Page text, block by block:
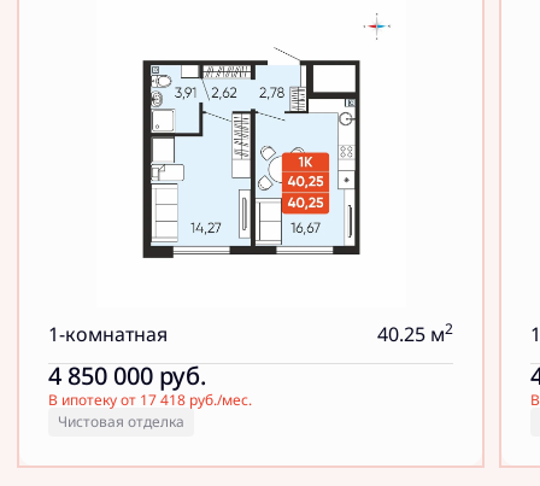
1-комнатная 40.25 м2
4 850 000 руб.
В ипотеку от 17 418 руб./мес.
Чистовая отделка